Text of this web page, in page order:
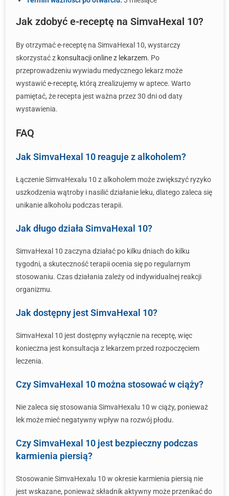
Jak zdobyć e-receptę na SimvaHexal 10?
By otrzymać e-receptę na SimvaHexal 10, wystarczy
skorzystać z konsultacji online z lekarzem. Po
przeprowadzeniu wywiadu medycznego lekarz może
wystawić e-receptę, którą zrealizujemy w aptece. Warto
pamiętać, że recepta jest ważna przez 30 dni od daty
wystawienia.
FAQ
Jak SimvaHexal 10 reaguje z alkoholem?
Łączenie SimvaHexalu 10 z alkoholem może zwiększyć ryzyko
uszkodzenia wątroby i nasilić działanie leku, dlatego zaleca się
unikanie alkoholu podczas terapii.
Jak długo działa SimvaHexal 10?
SimvaHexal 10 zaczyna działać po kilku dniach do kilku
tygodni, a skuteczność terapii ocenia się po regularnym
stosowaniu. Czas działania zależy od indywidualnej reakcji
organizmu.
Jak dostępny jest SimvaHexal 10?
SimvaHexal 10 jest dostępny wyłącznie na receptę, więc
konieczna jest konsultacja z lekarzem przed rozpoczęciem
leczenia.
Czy SimvaHexal 10 można stosować w ciąży?
Nie zaleca się stosowania SimvaHexalu 10 w ciąży, ponieważ
lek może mieć negatywny wpływ na rozwój płodu.
Czy SimvaHexal 10 jest bezpieczny podczas
karmienia piersią?
Stosowanie SimvaHexalu 10 w okresie karmienia piersią nie
jest wskazane, ponieważ składnik aktywny może przenikać do